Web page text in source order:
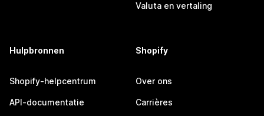
Valuta en vertaling
Hulpbronnen
Shopify-helpcentrum
API-documentatie
Shopify
Over ons
Carrières